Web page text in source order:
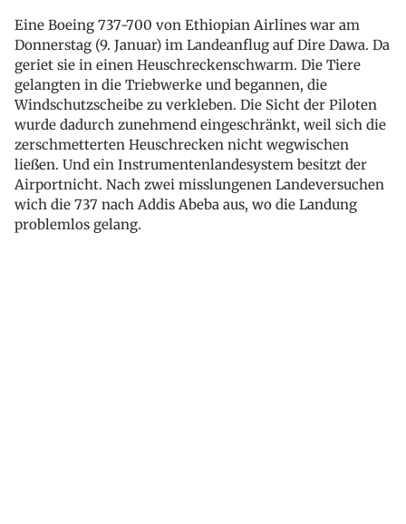
Eine Boeing 737-700 von Ethiopian Airlines war am
Donnerstag (9. Januar) im Landeanflug auf Dire Dawa. Da
geriet sie in einen Heuschreckenschwarm. Die Tiere
gelangten in die Triebwerke und begannen, die
Windschutzscheibe zu verkleben. Die Sicht der Piloten
wurde dadurch zunehmend eingeschränkt, weil sich die
zerschmetterten Heuschrecken nicht wegwischen
ließen. Und ein Instrumentenlandesystem besitzt der
Airportnicht. Nach zwei misslungenen Landeversuchen
wich die 737 nach Addis Abeba aus, wo die Landung
problemlos gelang.